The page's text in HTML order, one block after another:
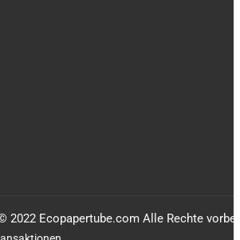
2022 Ecopapertube.com Alle Rechte